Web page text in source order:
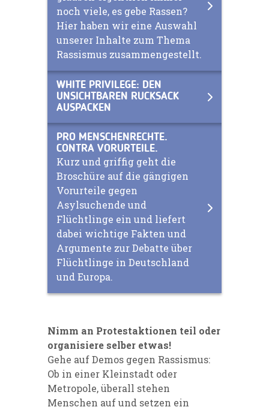
noch viele, es gebe Rassen?
Hier haben wir eine Auswahl
unserer Inhalte zum Thema
Rassismus zusammengestellt.
WHITE PRIVILEGE: DEN
UNSICHTBAREN RUCKSACK
AUSPACKEN
PRO MENSCHENRECHTE.
CONTRA VORURTEILE.
Kurz und griffig geht die
Broschüre auf die gängigen
Vorurteile gegen
Asylsuchende und
Flüchtlinge ein und liefert
dabei wichtige Fakten und
Argumente zur Debatte über
Flüchtlinge in Deutschland
und Europa.
Nimm an Protestaktionen teil oder
organisiere selber etwas!
Gehe auf Demos gegen Rassismus:
Ob in einer Kleinstadt oder
Metropole, überall stehen
Menschen auf und setzen ein